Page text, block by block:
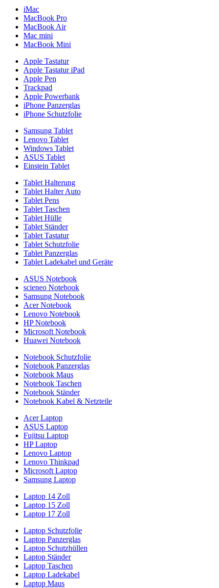
iMac
MacBook Pro
MacBook Air
Mac mini
MacBook Mini
Apple Tastatur
Apple Tastatur iPad
Apple Pen
Trackpad
Apple Powerbank
iPhone Panzerglas
iPhone Schutzfolie
Samsung Tablet
Lenovo Tablet
Windows Tablet
ASUS Tablet
Einstein Tablet
Tablet Halterung
Tablet Halter Auto
Tablet Pens
Tablet Taschen
Tablet Hülle
Tablet Ständer
Tablet Tastatur
Tablet Schutzfolie
Tablet Panzerglas
Tablet Ladekabel und Geräte
ASUS Notebook
scieneo Notebook
Samsung Notebook
Acer Notebook
Lenovo Notebook
HP Notebook
Microsoft Notebook
Huawei Notebook
Notebook Schutzfolie
Notebook Panzerglas
Notebook Maus
Notebook Taschen
Notebook Ständer
Notebook Kabel & Netzteile
Acer Laptop
ASUS Laptop
Fujitsu Laptop
HP Laptop
Lenovo Laptop
Lenovo Thinkpad
Microsoft Laptop
Samsung Laptop
Laptop 14 Zoll
Laptop 15 Zoll
Laptop 17 Zoll
Laptop Schutzfolie
Laptop Panzerglas
Laptop Schutzhüllen
Laptop Ständer
Laptop Taschen
Laptop Ladekabel
Laptop Maus